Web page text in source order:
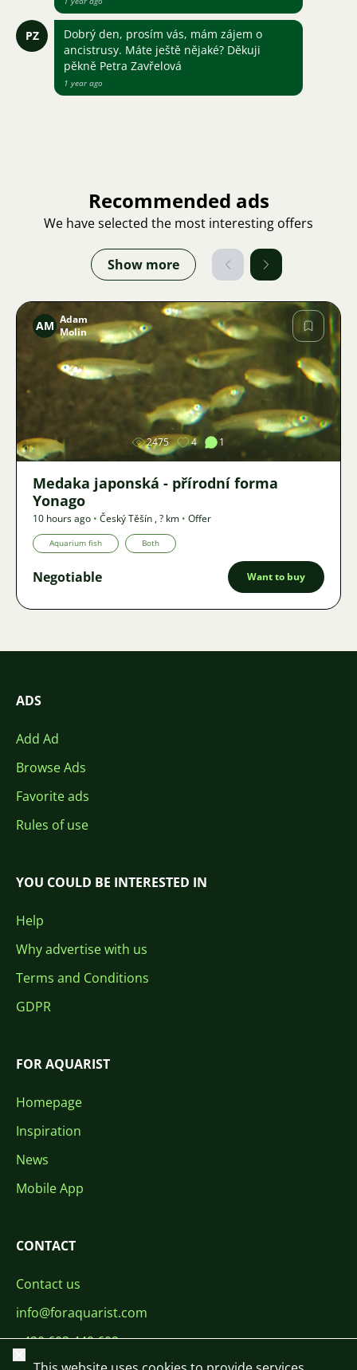
PZ
Dobrý den, prosím vás, mám zájem o
ancistrusy. Máte ještě nějaké? Děkuji
pěkně Petra Zavřelová
1 year ago
Recommended ads
We have selected the most interesting offers
Show more
Image
AM Adam
Molin
2475 4 1
Medaka japonská - přírodní forma
Yonago
10 hours ago • Český Těšín ,? km • Offer
Aquarium fish Both
Negotiable Want to buy
ADS
Add Ad
Browse Ads
Favorite ads
Rules of use
YOU COULD BE INTERESTED IN
Help
Why advertise with us
Terms and Conditions
GDPR
FOR AQUARIST
Homepage
Inspiration
News
Mobile App
CONTACT
Contact us
info@foraquarist.com
+420 603 449 602
Close